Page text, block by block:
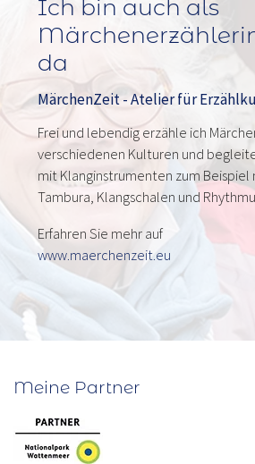
Ich bin auch als
da
MärchenZeit - Atelier für
Frei und lebendig erzähle ich
verschiedenen Kulturen und
mit Klanginstrumenten zum Beispiel
Tambura, Klangschalen und
Erfahren Sie mehr auf
www.maerchenzeit.eu
Meine Partner